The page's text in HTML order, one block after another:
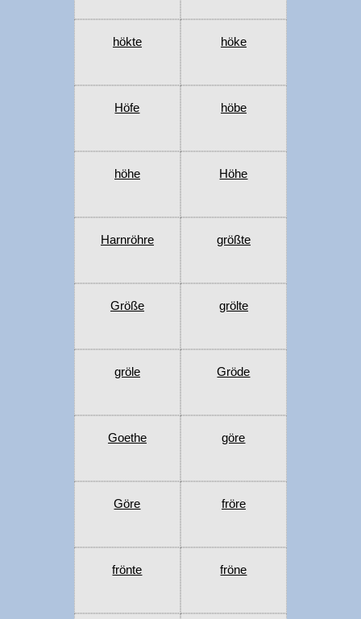
hökte höke
Höfe höbe
höhe Höhe
Harnröhre größte
Größe grölte
gröle Gröde
Goethe göre
Göre fröre
frönte fröne